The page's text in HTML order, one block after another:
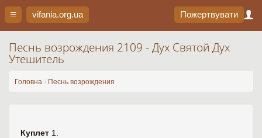
vifania.org.ua Пожертвувати
Песнь возрождения 2109 - Дух Святой Дух
Утешитель
Головна Песнь возрождения
Куплет 1.